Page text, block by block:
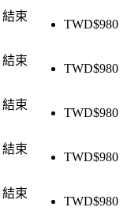
結束
TWD$980
結束
TWD$980
結束
TWD$980
結束
TWD$980
結束
TWD$980